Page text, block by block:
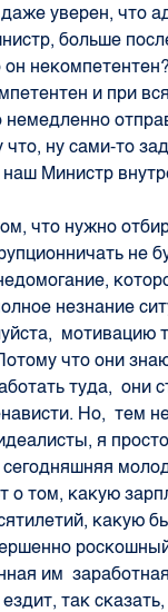
уверен, что
больше
и при
что, ну сами-то
Министр
что нужно
не
незнание
мотивацию
что они
туда, они
Но, тем
я
сегодняшняя
о том, какую
какую
им
так